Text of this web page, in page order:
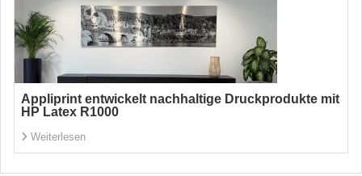
Appliprint entwickelt nachhaltige Druckprodukte mit
HP Latex R1000
Weiterlesen